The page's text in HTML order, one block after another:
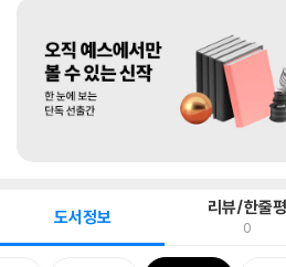
도서정보 리뷰/한줄평
0